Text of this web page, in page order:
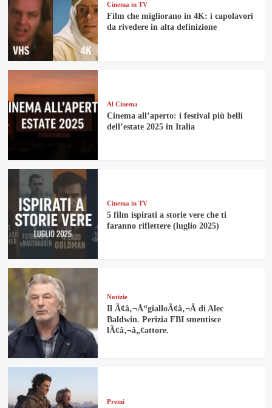
Cinema in TV
Film che migliorano in 4K: i capolavori
da rivedere in alta definizione
Al Cinema
Cinema all’aperto: i festival più belli
dell’estate 2025 in Italia
Cinema in TV
5 film ispirati a storie vere che ti
faranno riflettere (luglio 2025)
Notizie
Il Ã¢â‚¬Å“gialloÃ¢â‚¬Â di Alec
Baldwin. Perizia FBI smentisce
lÃ¢â‚¬â„¢attore.
Premi